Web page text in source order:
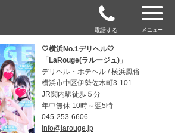
電話する メニュー
🤍横浜No.1デリヘル🤍
「LaRouge(ラルージュ)」
デリヘル・ホテヘル / 横浜風俗
横浜市中区伊勢佐木町3-101
JR関内駅徒歩５分
年中無休 10時～翌5時
045-253-6606
info@larouge.jp